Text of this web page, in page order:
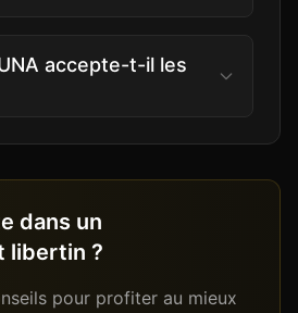
accepte-t-il les
dans un
libertin ?
pour profiter au mieux